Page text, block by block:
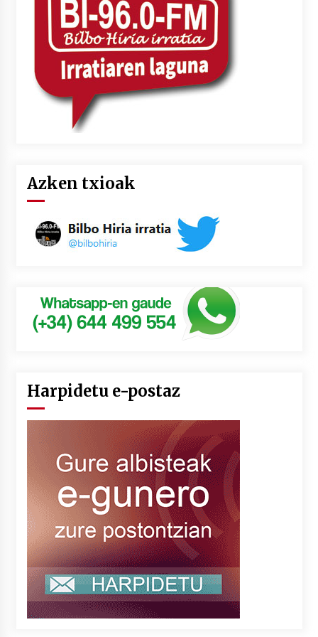
2026/07/03
MUSIBLA #297: Bide, Boards Of Canada, Somak,
Tiga, Twisted Teens, Underscores, Habia
2026/07/02
Azken txioak
Harpidetu e-postaz